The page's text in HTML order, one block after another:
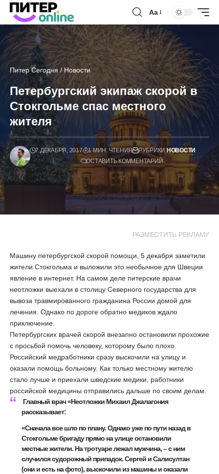
Аа
Питер Сегодня /Новости
Петербургский экипаж скорой в
Стокгольме спас местного
жителя
7 ДЕКАБРЯ, 2017 1 МИН. ЧТЕНИЯ РУБРИКИ:НОВОСТИ
ОСТАВИТЬ КОММЕНТАРИЙ
РАЗМЕСТИТЬ РЕКЛАМУ
Машину петербургской скорой помощи, 5 декабря заметили
жители Стокгольма и выложили это необычное для Швеции
явление в интернет. На самом деле питерские врачи
неотложки выехали в столицу Северного государства для
вывоза травмированного гражданина России домой для
лечения. Однако по дороге обратно медиков ждало
приключение.
Петербургских врачей скорой внезапно остановили прохожие
с просьбой помочь человеку, которому было плохо.
Российский медработники сразу выскочили на улицу и
оказали помощь больному. Как только местному жителю
стало лучше и приехали шведские медики, работники
российской медицины отправились дальше по своим делам.
Главный врач «Неотложки Михаил Джалагония
рассказывает:
«Сначала все шло по плану. Однако уже по пути назад в
Стокгольме бригаду прямо на улице остановили
местные жители. На тротуаре лежал мужчина, – с ним
случился судорожный припадок. Сергей и Салисултан
(они и есть на фото), выскочили из машины и оказали